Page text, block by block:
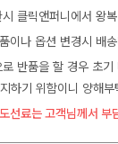
클릭앤퍼니에서 왕
이나 옵션 변경시 배
반품을 할 경우 초
하기 위함이니 양해부
선료는 고객님께서 부